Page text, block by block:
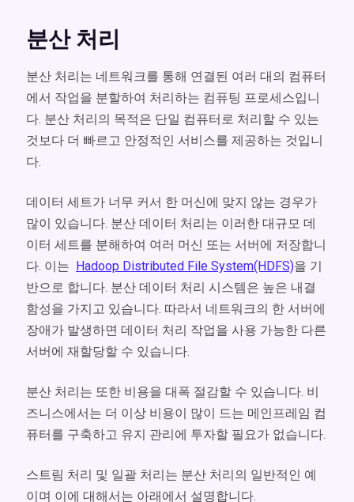
분산 처리
분산 처리는 네트워크를 통해 연결된 여러 대의 컴퓨터
에서 작업을 분할하여 처리하는 컴퓨팅 프로세스입니
다. 분산 처리의 목적은 단일 컴퓨터로 처리할 수 있는
것보다 더 빠르고 안정적인 서비스를 제공하는 것입니
다.
데이터 세트가 너무 커서 한 머신에 맞지 않는 경우가
많이 있습니다. 분산 데이터 처리는 이러한 대규모 데
이터 세트를 분해하여 여러 머신 또는 서버에 저장합니
다. 이는 Hadoop Distributed File System(HDFS)을 기
반으로 합니다. 분산 데이터 처리 시스템은 높은 내결
함성을 가지고 있습니다. 따라서 네트워크의 한 서버에
장애가 발생하면 데이터 처리 작업을 사용 가능한 다른
서버에 재할당할 수 있습니다.
분산 처리는 또한 비용을 대폭 절감할 수 있습니다. 비
즈니스에서는 더 이상 비용이 많이 드는 메인프레임 컴
퓨터를 구축하고 유지 관리에 투자할 필요가 없습니다.
스트림 처리 및 일괄 처리는 분산 처리의 일반적인 예
이며 이에 대해서는 아래에서 설명합니다.